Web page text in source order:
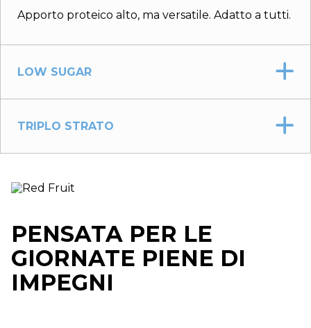
Apporto proteico alto, ma versatile. Adatto a tutti.
LOW SUGAR
TRIPLO STRATO
PENSATA PER LE
GIORNATE PIENE DI
IMPEGNI